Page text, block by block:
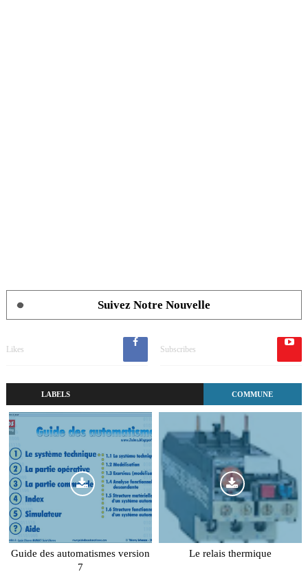
Suivez Notre Nouvelle
Subscribes
Likes
COMMUNE
LABELS
Le relais thermique
Guide des automatismes version
7